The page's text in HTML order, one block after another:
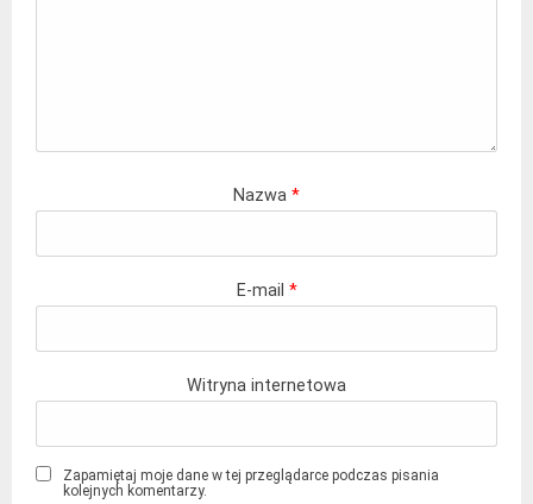
Nazwa *
E-mail *
Witryna internetowa
Zapamiętaj moje dane w tej przeglądarce podczas pisania
kolejnych komentarzy.